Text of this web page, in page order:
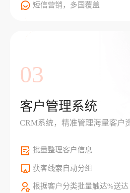
短信营销，多国覆盖
03
客户管理系统
CRM系统，精准管理海量客户
批量整理客户信息
获客线索自动分组
根据客户分类批量触达%送达